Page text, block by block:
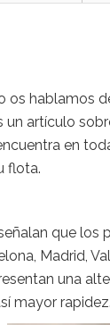
os hablamos
un artículo
en
flota.
que los
Madrid,
una
mayor